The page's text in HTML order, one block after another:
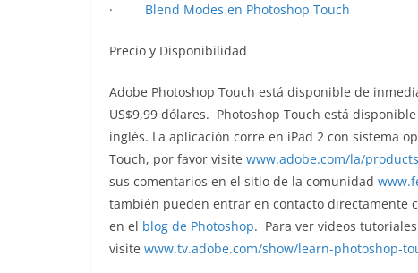
· Blend Modes en Photoshop Touch
Precio y Disponibilidad
Adobe Photoshop Touch está disponible de
US$9,99 dólares. Photoshop Touch está
inglés. La aplicación corre en iPad 2 con sistema
Touch, por favor visite www.adobe.com/la/
sus comentarios en el sitio de la comunidad
también pueden entrar en contacto directamente
en el blog de Photoshop. Para ver videos
visite www.tv.adobe.com/show/learn-photoshop-